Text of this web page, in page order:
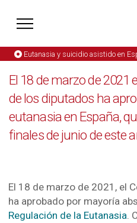
Eutanasia y suicidio asistido en
El 18 de marzo de 2021
de los diputados ha
eutanasia en España,
finales de junio de este
El 18 de marzo de 2021, el
ha aprobado por mayoría
Regulación de la Eutanasia.